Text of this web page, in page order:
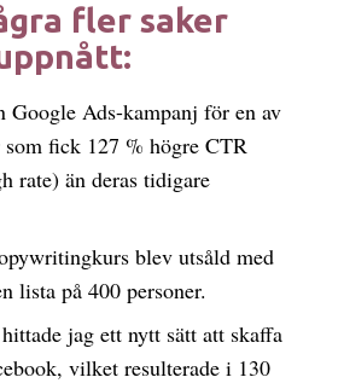
fler saker
Google Ads-kampanj för en av
fick 127 % högre CTR
rate) än deras tidigare
blev utsåld med
lista på 400 personer.
jag ett nytt sätt att skaffa
vilket resulterade i 130